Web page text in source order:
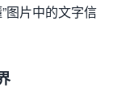
图片中的文字信